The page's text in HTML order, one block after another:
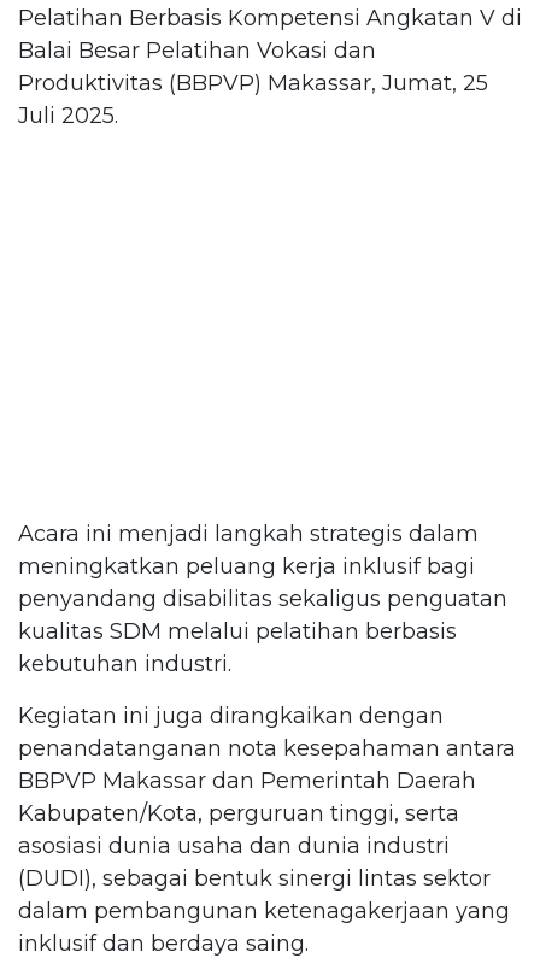
Pelatihan Berbasis Kompetensi Angkatan V di
Balai Besar Pelatihan Vokasi dan
Produktivitas (BBPVP) Makassar, Jumat, 25
Juli 2025.
Acara ini menjadi langkah strategis dalam
meningkatkan peluang kerja inklusif bagi
penyandang disabilitas sekaligus penguatan
kualitas SDM melalui pelatihan berbasis
kebutuhan industri.
Kegiatan ini juga dirangkaikan dengan
penandatanganan nota kesepahaman antara
BBPVP Makassar dan Pemerintah Daerah
Kabupaten/Kota, perguruan tinggi, serta
asosiasi dunia usaha dan dunia industri
(DUDI), sebagai bentuk sinergi lintas sektor
dalam pembangunan ketenagakerjaan yang
inklusif dan berdaya saing.